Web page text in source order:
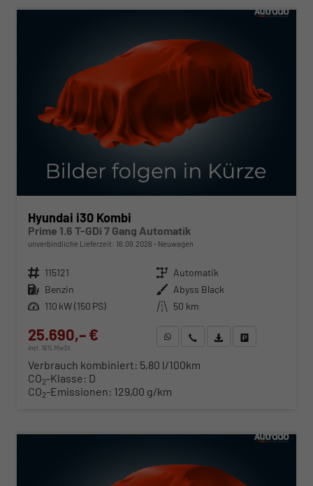
Hyundai i30 Kombi
Prime 1.6 T-GDi 7 Gang Automatik
unverbindliche Lieferzeit: 16.09.2026 Neuwagen
Fahrzeugnr. 115121 Getriebe Automatik
Kraftstoff Benzin Außenfarbe Abyss Black
Leistung 110 kW (150 PS) Kilometerstand 50 km
25.690,– €
incl. 19% MwSt.
WhatsApp anfragen
Wir rufen Sie anFahrzeugexposé (PDF)
Verbrauch kombiniert: 5,80 l/100km
CO2-Klasse: D
CO2-Emissionen: 129,00 g/km